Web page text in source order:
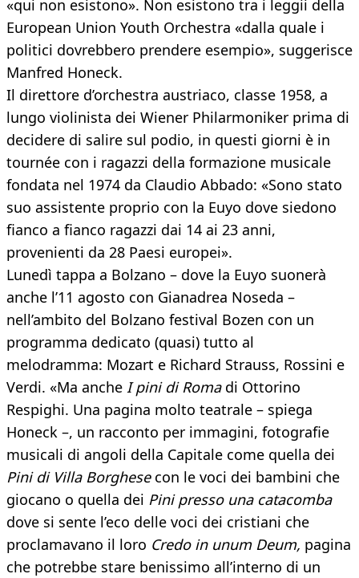
«qui non esistono». Non esistono tra i leggii della
European Union Youth Orchestra «dalla quale i
politici dovrebbero prendere esempio», suggerisce
Manfred Honeck.
Il direttore d’orchestra austriaco, classe 1958, a
lungo violinista dei Wiener Philarmoniker prima di
decidere di salire sul podio, in questi giorni è in
tournée con i ragazzi della formazione musicale
fondata nel 1974 da Claudio Abbado: «Sono stato
suo assistente proprio con la Euyo dove siedono
fianco a fianco ragazzi dai 14 ai 23 anni,
provenienti da 28 Paesi europei».
Lunedì tappa a Bolzano – dove la Euyo suonerà
anche l’11 agosto con Gianadrea Noseda –
nell’ambito del Bolzano festival Bozen con un
programma dedicato (quasi) tutto al
melodramma: Mozart e Richard Strauss, Rossini e
Verdi. «Ma anche I pini di Romadi Ottorino
Respighi. Una pagina molto teatrale – spiega
Honeck –, un racconto per immagini, fotografie
musicali di angoli della Capitale come quella dei
Pini di Villa Borghesecon le voci dei bambini che
giocano o quella dei Pini presso una catacomba
dove si sente l’eco delle voci dei cristiani che
proclamavano il loro Credo in unum Deum, pagina
che potrebbe stare benissimo all’interno di un